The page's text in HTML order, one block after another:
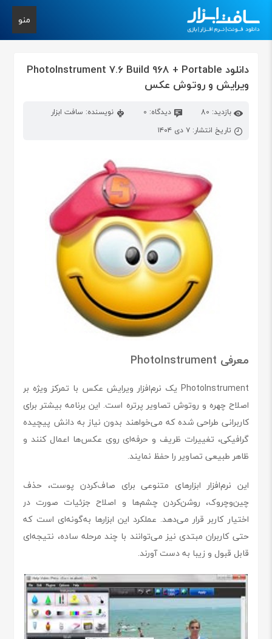
منو
دانلود PhotoInstrument 7.6 Build 968 + Portable
ویرایش و روتوش عکس
بازدید: 80 دیدگاه: 0
نویسنده: سافت ابزار
تاریخ انتشار: ۷ دی ۱۴۰۴
معرفی PhotoInstrument
PhotoInstrument یک نرم‌افزار ویرایش عکس با تمرکز ویژه بر
اصلاح چهره و روتوش تصاویر پرتره است. این برنامه بیشتر برای
کاربرانی طراحی شده که می‌خواهند بدون نیاز به دانش پیچیده
گرافیکی، تغییرات ظریف و حرفه‌ای روی عکس‌ها اعمال کنند و
ظاهر طبیعی تصاویر را حفظ نمایند.
این نرم‌افزار ابزارهای متنوعی برای صاف‌کردن پوست، حذف
چین‌وچروک، روشن‌کردن چشم‌ها و اصلاح جزئیات صورت در
اختیار کاربر قرار می‌دهد. عملکرد این ابزارها به‌گونه‌ای است که
حتی کاربران مبتدی نیز می‌توانند با چند مرحله ساده، نتیجه‌ای
قابل قبول و زیبا به دست آورند.